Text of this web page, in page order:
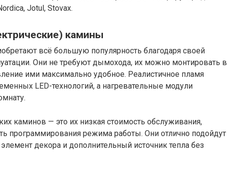
Jotul, Stovax.
камины
всё большую популярность благодаря своей
Они не требуют дымохода, их можно монтировать в
ими максимально удобное. Реалистичное пламя
LED-технологий, а нагревательные модули
каминов — это их низкая стоимость обслуживания,
программирования режима работы. Они отлично подойдут
декора и дополнительный источник тепла без